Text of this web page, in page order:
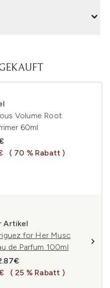
Volume Root
60ml
Preisempfehlung:
Preis:
( 70 % Rabatt )
Artikel
for Her Musc
de Parfum 100ml
Preisempfehlung:
Preis:
( 25 % Rabatt )